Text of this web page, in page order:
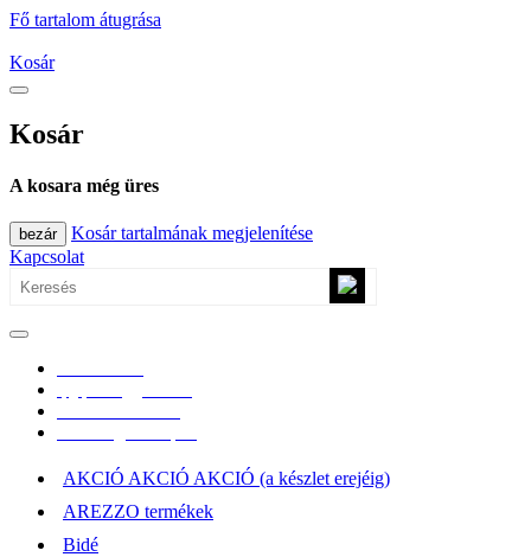
Fő tartalom átugrása
Kosár
Kosár
A kosara még üres
bezár
Kosár tartalmának megjelenítése
Kapcsolat
AKCIÓ AKCIÓ AKCIÓ (a készlet erejéig)
AREZZO termékek
Bidé